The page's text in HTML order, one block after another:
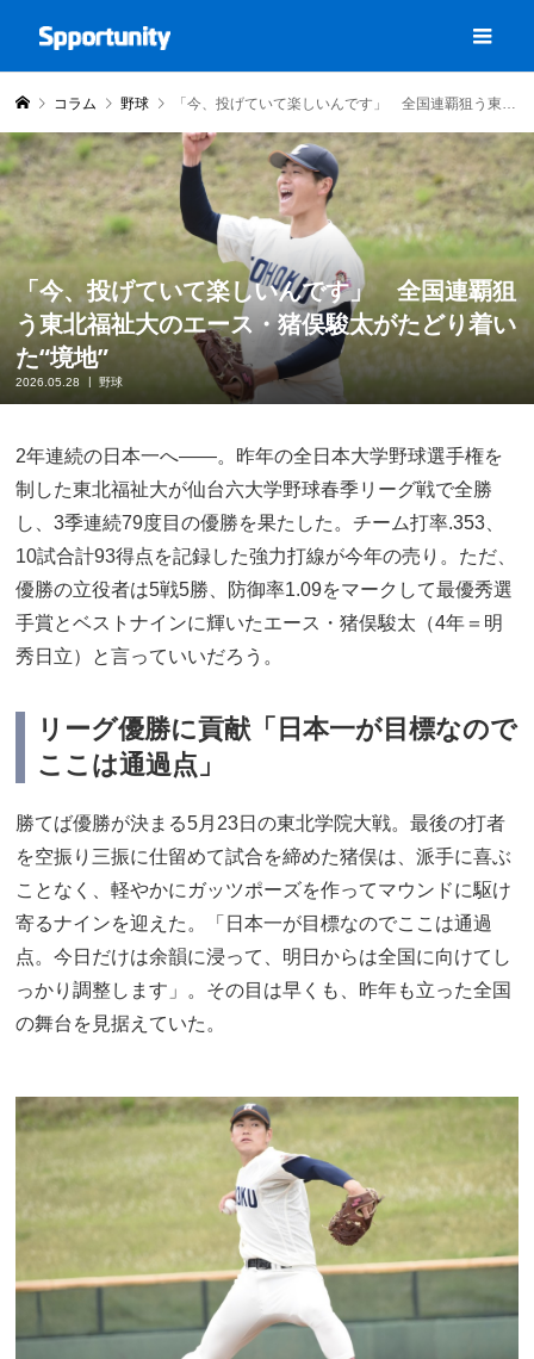
コラム 野球 「今、投げていて楽しいんです」 全国連覇狙う東北福祉大のエース・猪俣駿太がたどり着いた“境地”
「今、投げていて楽しいんです」 全国連覇狙
う東北福祉大のエース・猪俣駿太がたどり着い
た“境地”
2026.05.28 野球
2年連続の日本一へ――。昨年の全日本大学野球選手権を
制した東北福祉大が仙台六大学野球春季リーグ戦で全勝
し、3季連続79度目の優勝を果たした。チーム打率.353、
10試合計93得点を記録した強力打線が今年の売り。ただ、
優勝の立役者は5戦5勝、防御率1.09をマークして最優秀選
手賞とベストナインに輝いたエース・猪俣駿太（4年＝明
秀日立）と言っていいだろう。
リーグ優勝に貢献「日本一が目標なので
ここは通過点」
勝てば優勝が決まる5月23日の東北学院大戦。最後の打者
を空振り三振に仕留めて試合を締めた猪俣は、派手に喜ぶ
ことなく、軽やかにガッツポーズを作ってマウンドに駆け
寄るナインを迎えた。「日本一が目標なのでここは通過
点。今日だけは余韻に浸って、明日からは全国に向けてし
っかり調整します」。その目は早くも、昨年も立った全国
の舞台を見据えていた。